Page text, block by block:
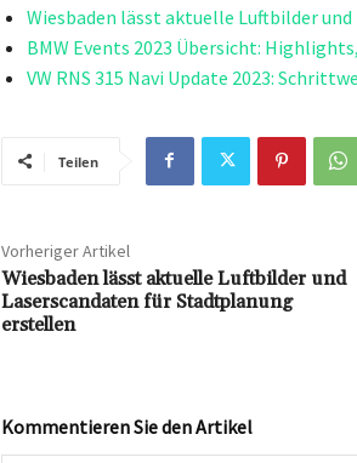
Wiesbaden lässt aktuelle Luftbilder
BMW Events 2023 Übersicht:
VW RNS 315 Navi Update 2023:
Teilen
Vorheriger Artikel
Wiesbaden lässt aktuelle Luftbilder und
Laserscandaten für Stadtplanung
erstellen
Kommentieren Sie den Artikel